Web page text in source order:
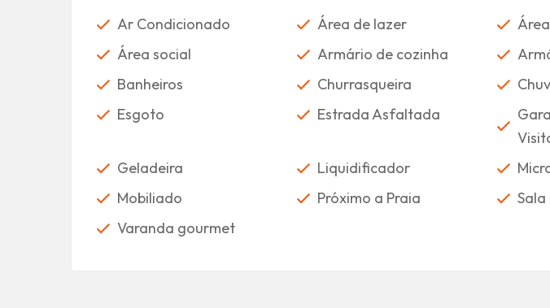
Ar Condicionado Área de lazer
Área social
Armário de cozinha
Banheiros
Churrasqueira
Esgoto
Estrada Asfaltada
Geladeira
Liquidificador
Mobiliado
Próximo a Praia
Varanda gourmet